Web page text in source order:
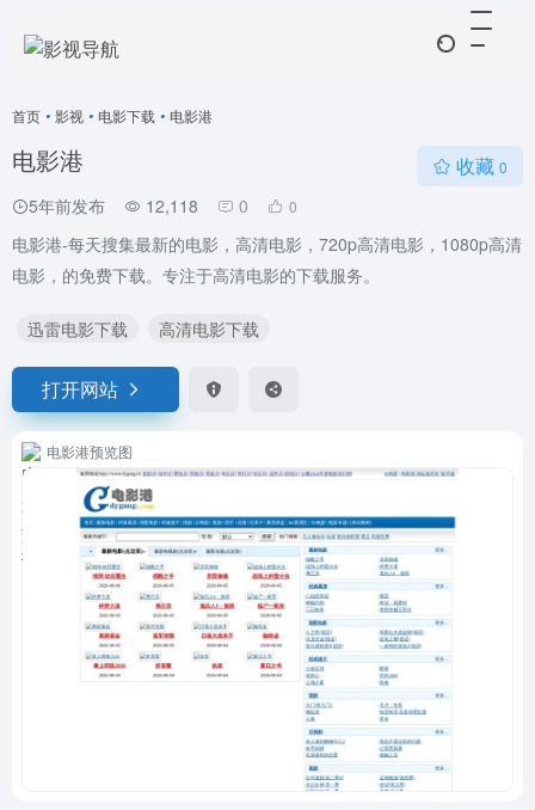
首页 • 影视 • 电影下载 • 电影港
电影港
5年前发布 12,118 0 0
收藏 0
电影港-每天搜集最新的电影，高清电影，720p高清电影，1080p高清
电影，的免费下载。专注于高清电影的下载服务。
迅雷电影下载 高清电影下载
打开网站
电影港预览图